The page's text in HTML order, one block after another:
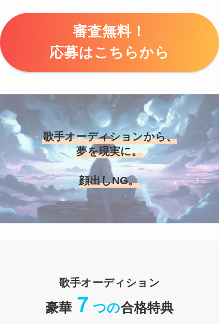
審査無料！
応募はこちらから
歌手オーディションから、
夢を現実に。
顔出しNG。
歌手オーディション
豪華７つの合格特典